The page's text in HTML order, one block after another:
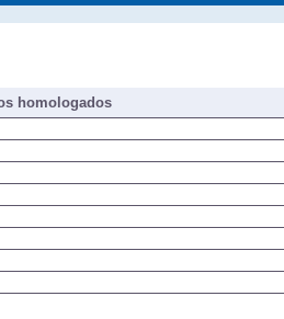
VER PRECIO
homologados